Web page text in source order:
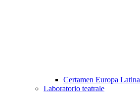
Certamen Europa Latina
Laboratorio teatrale